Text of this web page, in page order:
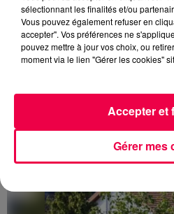
dans les Vosges
sélectionnant les finalités et/ou
Vous pouvez également refuser en
accepter". Vos préférences ne
pouvez mettre à jour vos choix, ou
moment via le lien "Gérer les cookies"
Gérer mes
Accepter et